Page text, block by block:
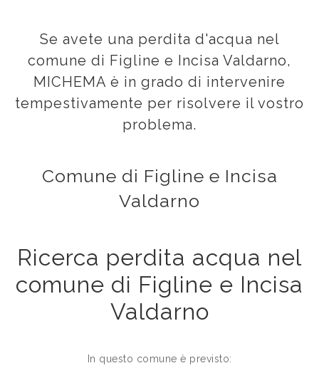
Se avete una perdita d'acqua nel
comune di Figline e Incisa Valdarno,
MICHEMA è in grado di intervenire
tempestivamente per risolvere il vostro
problema.
Comune di Figline e Incisa
Valdarno
Ricerca perdita acqua nel
comune di Figline e Incisa
Valdarno
In questo comune è previsto: